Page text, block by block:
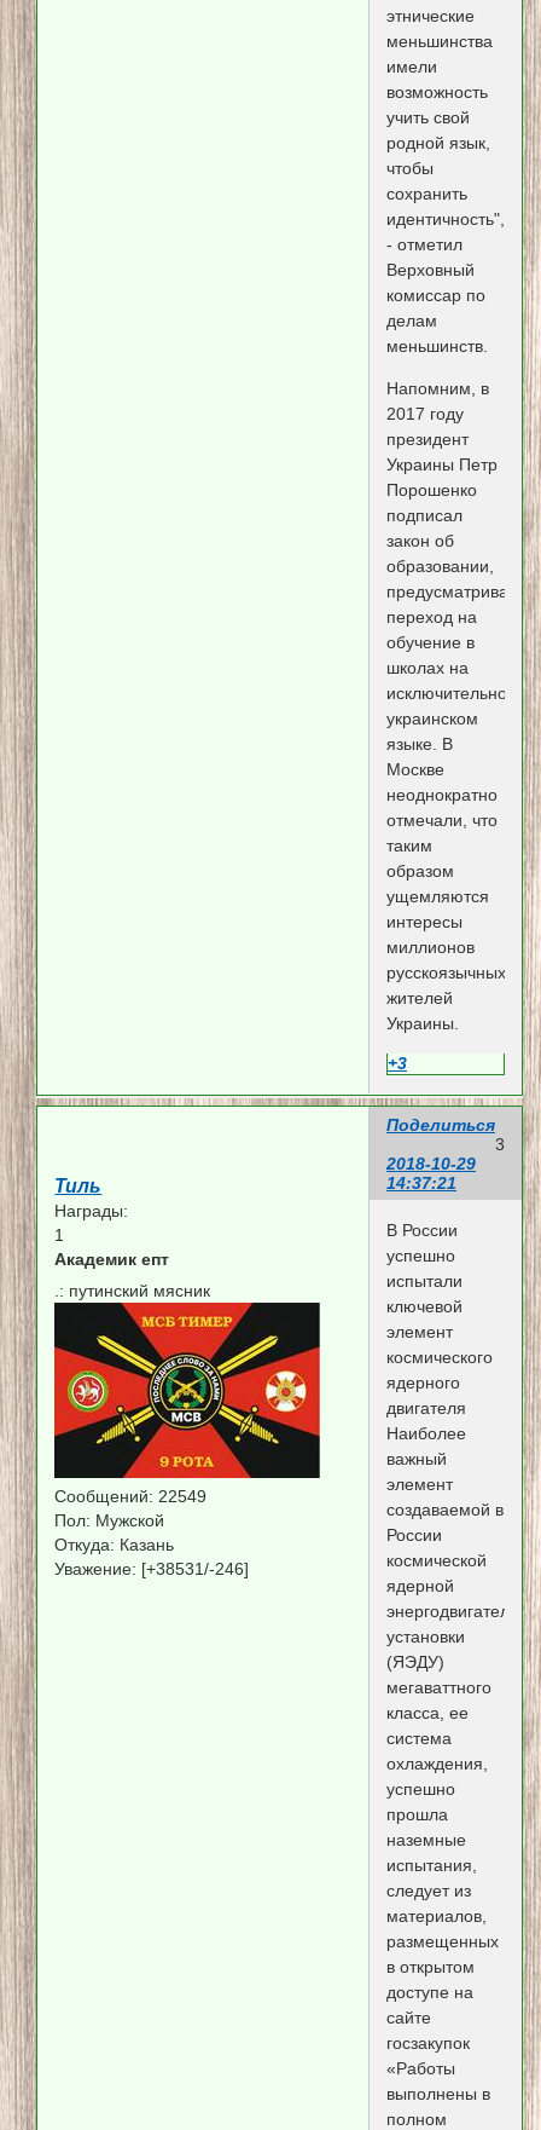
этнические
меньшинства
имели
возможность
учить свой
родной язык,
чтобы
сохранить
идентичность",
- отметил
Верховный
комиссар по
делам
меньшинств.
Напомним, в
2017 году
президент
Украины Петр
Порошенко
подписал
закон об
образовании,
переход на
обучение в
школах на
исключительно
украинском
языке. В
Москве
неоднократно
отмечали, что
таким
образом
ущемляются
интересы
миллионов
русскоязычных
жителей
Украины.
+3
Поделиться
3
2018-10-29
14:37:21
Тиль
Награды:
1
Академик епт
.: путинский мясник
Сообщений: 22549
Пол: Мужской
Откуда: Казань
Уважение: [+38531/-246]
В России
успешно
испытали
ключевой
элемент
космического
ядерного
двигателя
Наиболее
важный
элемент
создаваемой в
России
космической
ядерной
установки
(ЯЭДУ)
мегаваттного
класса, ее
система
охлаждения,
успешно
прошла
наземные
испытания,
следует из
материалов,
размещенных
в открытом
доступе на
сайте
госзакупок
«Работы
выполнены в
полном